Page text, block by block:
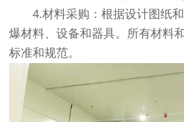
4.材料采购：根据设计图纸和
爆材料、设备和器具。所有材料
标准和规范。